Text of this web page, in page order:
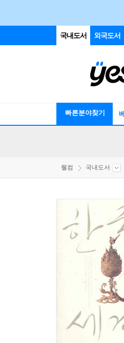
국내도서 외국도서
빠른분야찾기
웰컴 국내도서